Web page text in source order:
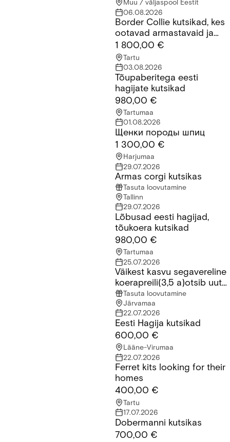
Muu / väljaspool Eestit
06.08.2026
Border Collie kutsikad, kes ootavad armastavaid ja
Border Collie kutsikad, kes
ootavad armastavaid ja
vastutustundlikke peresid.
1 800,00 €
Tartu
03.08.2026
Tõupaberitega eesti hagijate kutsikadTõupaberitega eesti
hagijate kutsikad
980,00 €
Tartumaa
01.08.2026
Щенки породы шпиц
1 300,00 €
Harjumaa
29.07.2026
Armas corgi kutsikas
Tasuta loovutamine
Tallinn
29.07.2026
Lõbusad eesti hagijad, tõukoera kutsikadLõbusad eesti hagijad,
tõukoera kutsikad
980,00 €
Tartumaa
25.07.2026
Väikest kasvu segavereline koerapreili(3,5 a)otsib uut kodu
Väikest kasvu segavereline
koerapreili(3,5 a)otsib uut
kodu
Tasuta loovutamine
Järvamaa
22.07.2026
Eesti Hagija kutsikad
600,00 €
Lääne-Virumaa
22.07.2026
Ferret kits looking for their homesFerret kits looking for their
homes
400,00 €
Tartu
17.07.2026
Dobermanni kutsikas
700,00 €